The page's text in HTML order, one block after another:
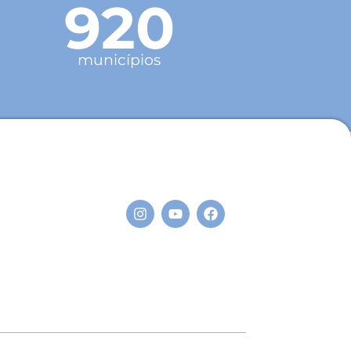
920
municípios